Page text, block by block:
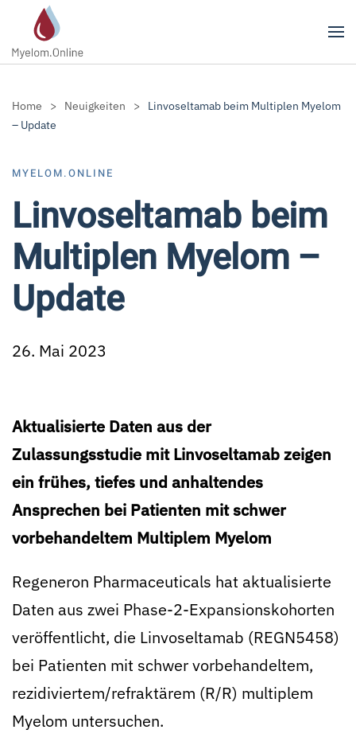
Zum Hauptinhalt springen
Home Neuigkeiten
Linvoseltamab beim Multiplen Myelom
– Update
MYELOM.ONLINE
Linvoseltamab beim
Multiplen Myelom –
Update
26. Mai 2023
Aktualisierte Daten aus der
Zulassungsstudie mit Linvoseltamab zeigen
ein frühes, tiefes und anhaltendes
Ansprechen bei Patienten mit schwer
vorbehandeltem Multiplem Myelom
Regeneron Pharmaceuticals hat aktualisierte
Daten aus zwei Phase-2-Expansionskohorten
veröffentlicht, die Linvoseltamab (REGN5458)
bei Patienten mit schwer vorbehandeltem,
rezidiviertem/refraktärem (R/R) multiplem
Myelom untersuchen.